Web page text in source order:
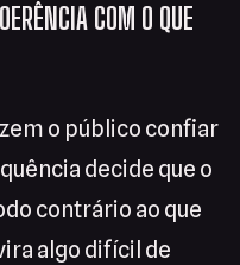
COM O QUE
o público confiar
decide que o
contrário ao que
algo difícil de